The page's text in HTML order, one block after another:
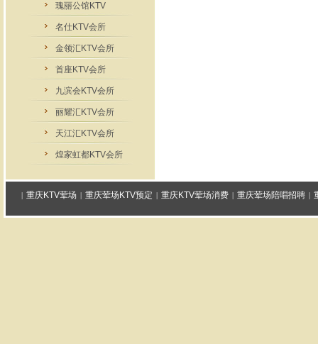
瑰丽公馆KTV
名仕KTV会所
金领汇KTV会所
首座KTV会所
九滨会KTV会所
丽耀汇KTV会所
天江汇KTV会所
煌家虹都KTV会所
| 重庆KTV荤场 | 重庆荤场KTV预定 | 重庆KTV荤场消费 | 重庆荤场陪唱招聘 |